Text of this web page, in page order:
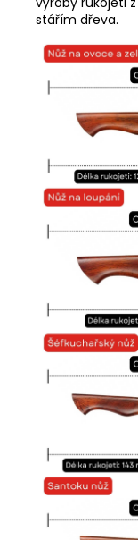
stářím dřeva.